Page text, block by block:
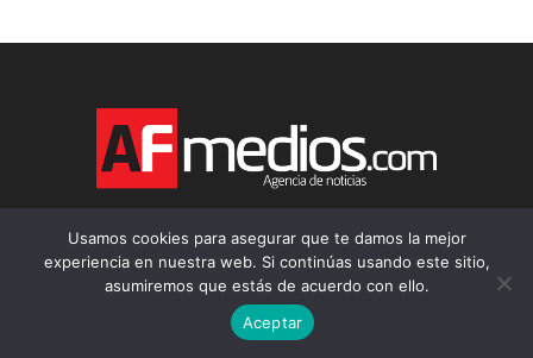
Usamos cookies para asegurar que te damos la mejor
experiencia en nuestra web. Si continúas usando este sitio,
asumiremos que estás de acuerdo con ello.
Aceptar